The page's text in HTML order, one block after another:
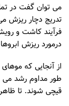
می توان گفت در
تدریج دچار ریزش
فرآیند کاشت و
درمورد ریزش
از آنجایی که
طور مداوم رشد می
قیچی شوند. تا